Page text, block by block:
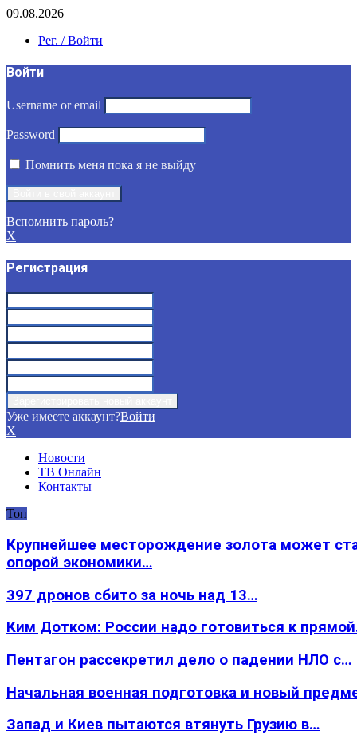
09.08.2026
Рег. / Войти
Войти
Username or email
Password
Помнить меня пока я не выйду
Вспомнить пароль?
X
Регистрация
Уже имеете аккаунт?Войти
X
Новости
ТВ Онлайн
Контакты
Топ
Крупнейшее месторождение золота может
опорой экономики…
397 дронов сбито за ночь над 13…
Ким Дотком: России надо готовиться к
Пентагон рассекретил дело о падении НЛО с…
Начальная военная подготовка и новый
Запад и Киев пытаются втянуть Грузию в…